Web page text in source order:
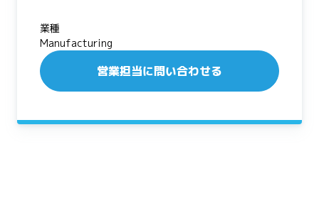
業種
Manufacturing
営業担当に問い合わせる